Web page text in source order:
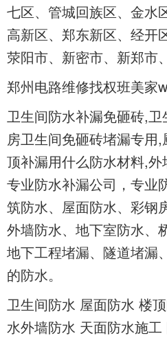
七区、管城回族区、金水
高新区、郑东新区、经开
荥阳市、新密市、新郑市
郑州电路维修找权班美家
卫生间防水补漏免砸砖,
房卫生间免砸砖堵漏专用
顶补漏用什么防水材料,
专业防水补漏公司，专业
筑防水、屋面防水、彩钢
外墙防水、地下室防水、
地下工程堵漏、隧道堵漏
的防水。
卫生间防水 屋面防水 楼
水外墙防水 天面防水施